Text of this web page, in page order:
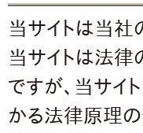
当サイトは当社
当サイトは法
ですが、当サイ
かる法律原理